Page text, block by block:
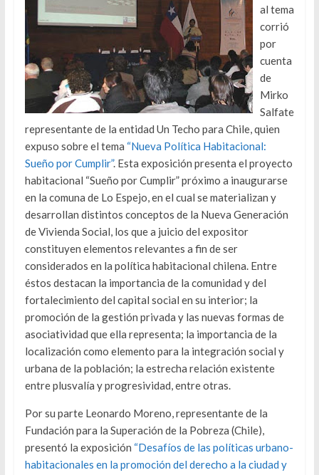
al tema
corrió
por
cuenta
de
Mirko
Salfate
representante de la entidad Un Techo para Chile, quien
expuso sobre el tema “Nueva Política Habitacional:
Sueño por Cumplir”. Esta exposición presenta el proyecto
habitacional “Sueño por Cumplir” próximo a inaugurarse
en la comuna de Lo Espejo, en el cual se materializan y
desarrollan distintos conceptos de la Nueva Generación
de Vivienda Social, los que a juicio del expositor
constituyen elementos relevantes a fin de ser
considerados en la política habitacional chilena. Entre
éstos destacan la importancia de la comunidad y del
fortalecimiento del capital social en su interior; la
promoción de la gestión privada y las nuevas formas de
asociatividad que ella representa; la importancia de la
localización como elemento para la integración social y
urbana de la población; la estrecha relación existente
entre plusvalía y progresividad, entre otras.
Por su parte Leonardo Moreno, representante de la
Fundación para la Superación de la Pobreza (Chile),
presentó la exposición “Desafíos de las políticas urbano-
habitacionales en la promoción del derecho a la ciudad y